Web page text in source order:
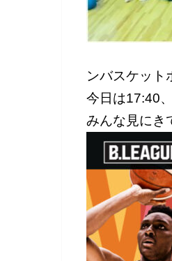
ンバスケット
今日は17:40
みんな見にき